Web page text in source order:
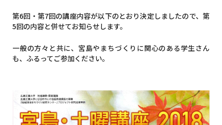
第6回・第7回の講座内容が以下のとおり決定しましたので、第
5回の内容と併せてお知らせします。
一般の方々と共に、宮島やまちづくりに関心のある学生さん
も、ふるってご参加ください。